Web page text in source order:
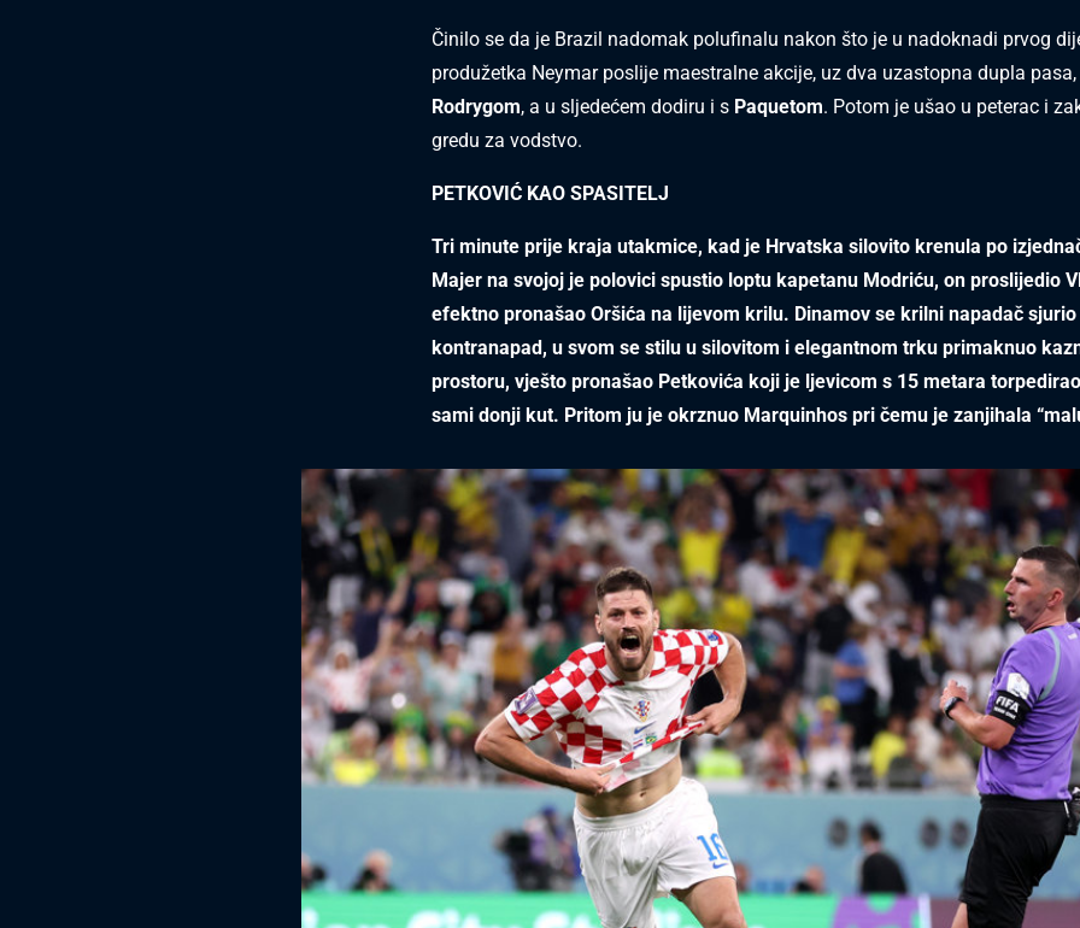
Činilo se da je Brazil nadomak polufinalu nakon što je u nadoknadi prvog
produžetka Neymar poslije maestralne akcije, uz dva uzastopna dupla
Rodrygom, a u sljedećem dodiru i s Paquetom. Potom je ušao u peterac i
gredu za vodstvo.
PETKOVIĆ KAO SPASITELJ
Tri minute prije kraja utakmice, kad je Hrvatska silovito krenula po
Majer na svojoj je polovici spustio loptu kapetanu Modriću, on proslijedio
efektno pronašao Oršića na lijevom krilu. Dinamov se krilni napadač sjurio
kontranapad, u svom se stilu u silovitom i elegantnom trku primaknuo
prostoru, vješto pronašao Petkovića koji je ljevicom s 15 metara
sami donji kut. Pritom ju je okrznuo Marquinhos pri čemu je zanjihala